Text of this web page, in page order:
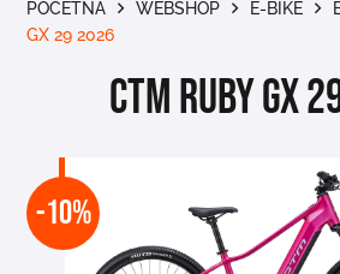
POČETNA WEBSHOP E-BIKE
GX 29 2026
CTM RUBY GX
-10%